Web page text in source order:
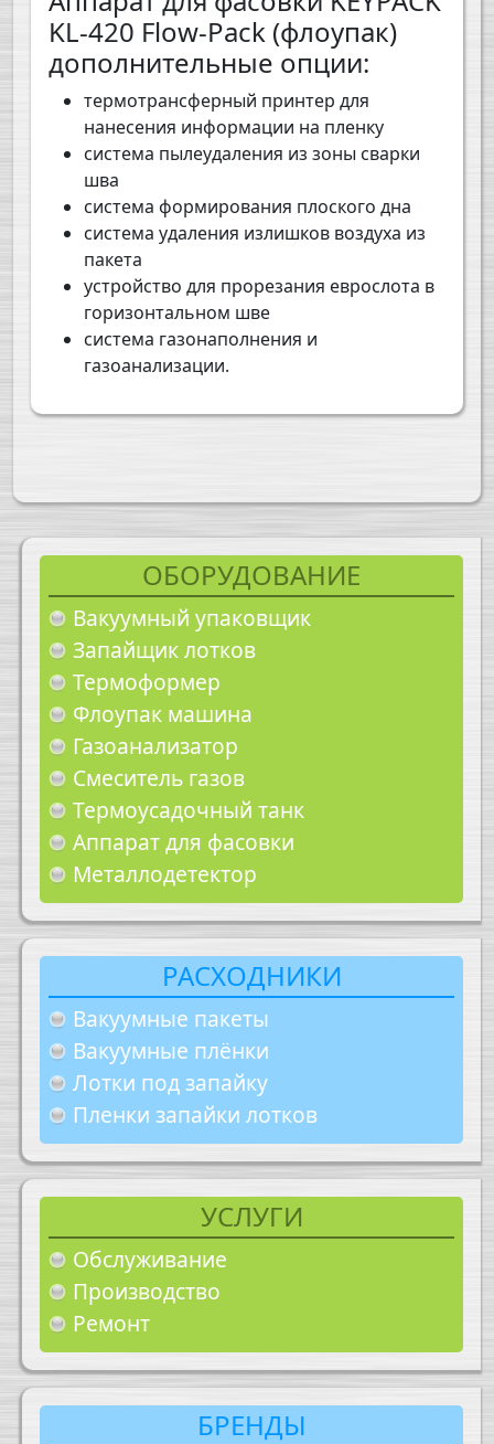
ОБОРУДОВАНИЕ
Вакуумный упаковщик
Запайщик лотков
Термоформер
Флоупак машина
Газоанализатор
Смеситель газов
Термоусадочный танк
Аппарат для фасовки
Металлодетектор
РАСХОДНИКИ
Вакуумные пакеты
Вакуумные плёнки
Лотки под запайку
Пленки запайки лотков
УСЛУГИ
Обслуживание
Производство
Ремонт
БРЕНДЫ
KL-420 Flow-Pack (флоупак)
дополнительные опции:
термотрансферный принтер для
нанесения информации на пленку
система пылеудаления из зоны сварки
шва
система формирования плоского дна
система удаления излишков воздуха из
пакета
устройство для прорезания еврослота в
горизонтальном шве
система газонаполнения и
газоанализации.